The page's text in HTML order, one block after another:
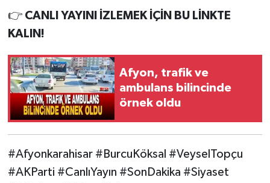
👉 CANLI YAYINI İZLEMEK İÇİN BU LİNKTE
KALIN!
Afyon, trafik ve
ambulans bilincinde
örnek oldu
#Afyonkarahisar #BurcuKöksal #VeyselTopçu
#AKParti #CanlıYayın #SonDakika #Siyaset